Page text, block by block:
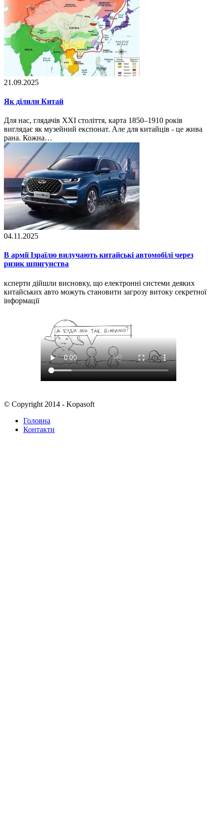
21.09.2025
Як ділили Китай
Для нас, глядачів XXI століття, карта 1850–1910 років
виглядає як музейний експонат. Але для китайців - це жива
рана. Кожна…
04.11.2025
В армії Ізраїлю вилучають китайські автомобілі через
ризик шпигунства
ксперти дійшли висновку, що електронні системи деяких
китайських авто можуть становити загрозу витоку секретної
інформації
© Copyright 2014 - Kopasoft
Головна
Контакти